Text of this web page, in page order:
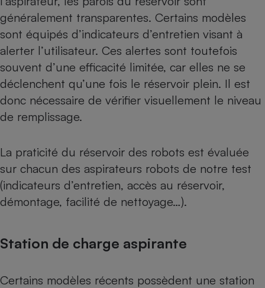
généralement transparentes. Certains modèles
sont équipés d’indicateurs d’entretien visant à
alerter l’utilisateur. Ces alertes sont toutefois
souvent d’une efficacité limitée, car elles ne se
déclenchent qu’une fois le réservoir plein. Il est
donc nécessaire de vérifier visuellement le niveau
de remplissage.
La praticité du réservoir des robots est évaluée
sur chacun des aspirateurs robots de notre test
(indicateurs d’entretien, accès au réservoir,
démontage, facilité de nettoyage…).
Station de charge aspirante
Certains modèles récents possèdent une station